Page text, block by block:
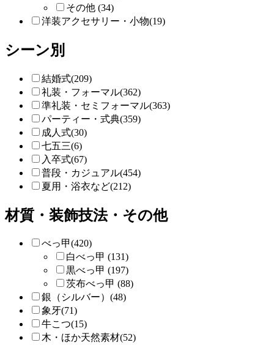
その他 (34)
洋装アクセサリー・小物(19)
シーン別
結婚式(209)
礼装・フォーマル(362)
準礼装・セミフォーマル(363)
パーティー・式典(359)
成人式(30)
七五三(6)
入卒式(67)
普段・カジュアル(454)
夏用・浴衣など(212)
材質・装飾技法・その他
べっ甲(420)
白べっ甲 (131)
黒べっ甲 (197)
茨布べっ甲 (88)
銀（シルバー）(48)
象牙(71)
牛こつ(15)
木・ほか天然素材(52)